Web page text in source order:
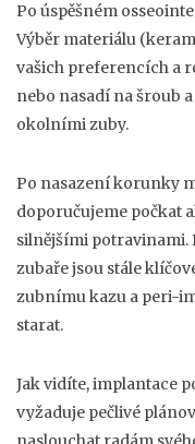
Po úspěšném
Výběr materiálu
vašich preferencích a
nebo nasadí na šroub
okolními zuby.
Po nasazení korunky
doporučujeme počkat
silnějšími potravinami.
zubaře jsou stále
zubnímu kazu a peri-
starat.
Jak vidíte, implantace
vyžaduje pečlivé